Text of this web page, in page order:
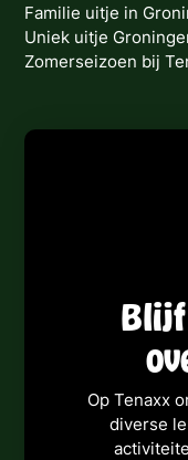
Familie uitje in
Uniek uitje
Zomerseizoen bij
Blijf
Op Tenaxx
diverse